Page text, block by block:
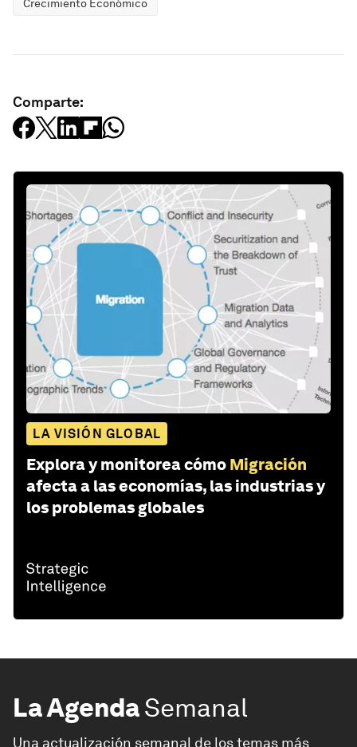
Crecimiento Económico
Comparte:
LA VISIÓN GLOBAL
Explora y monitorea cómo Migración
afecta a las economías, las industrias y
los problemas globales
La AgendaSemanal
Una actualización semanal de los temas más